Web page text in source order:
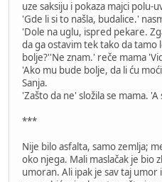
uze saksiju i pokaza majci polu-
'Gde li si to našla, budalice.'
'Dole na uglu, ispred pekare.
da ga ostavim tek tako da tamo
bolje?''Ne znam.' reče mama
'Ako mu bude bolje, da li ću
Sanja.
'Zašto da ne' složila se mama.
***
Nije bilo asfalta, samo zemlja;
oko njega. Mali maslačak je bio
umoran. Ali ipak je sav taj